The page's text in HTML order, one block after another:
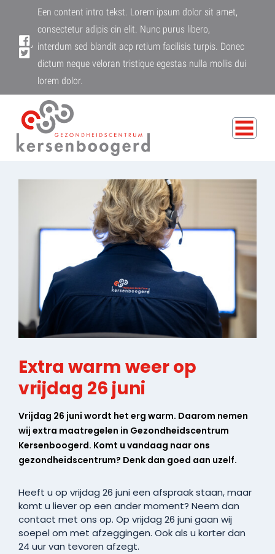
Een content intro tekst. Lorem ipsum dolor sit amet,
consectetur adipis cin elit. Nunc purus libero,
interdum sed blandit acp retium facilisis turpis. Donec
dictum neque veloran tristique egestas nulla mollis dui
lorem dolor.
Extra warm weer op
vrijdag 26 juni
Vrijdag 26 juni wordt het erg warm. Daarom nemen
wij extra maatregelen in Gezondheidscentrum
Kersenboogerd. Komt u vandaag naar ons
gezondheidscentrum? Denk dan goed aan uzelf.
Heeft u op vrijdag 26 juni een afspraak staan, maar
komt u liever op een ander moment? Neem dan
contact met ons op. Op vrijdag 26 juni gaan wij
soepel om met afzeggingen. Ook als u korter dan
24 uur van tevoren afzegt.